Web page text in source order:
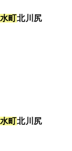
水町北川尻
水町北川尻